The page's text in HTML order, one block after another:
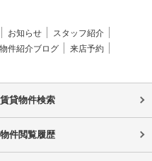
お知らせ
スタッフ紹介
件紹介ブログ
来店予約
賃貸物件検索
物件閲覧履歴